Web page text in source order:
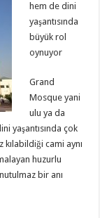
hem de dini
yaşantısında
büyük rol
oynuyor
Grand
Mosque yani
ulu ya da
yaşantısında çok
cami aynı
huzurlu
bir anı